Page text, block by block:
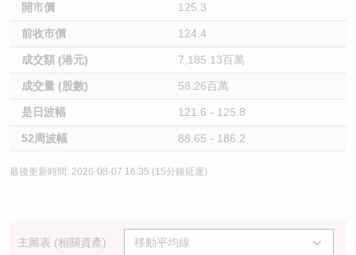
開市價 125.3
前收市價 124.4
成交額 (港元) 7,185.13百萬
成交量 (股數) 58.26百萬
是日波幅 121.6 - 125.8
52周波幅 88.65 - 186.2
最後更新時間: 2026-08-07 16:35 (15分鐘延遲)
主圖表 (相關資產)